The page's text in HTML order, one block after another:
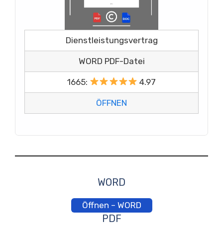
Dienstleistungsvertrag
WORD PDF-Datei
1665: 4.97
ÖFFNEN
WORD
Öffnen – WORD
PDF